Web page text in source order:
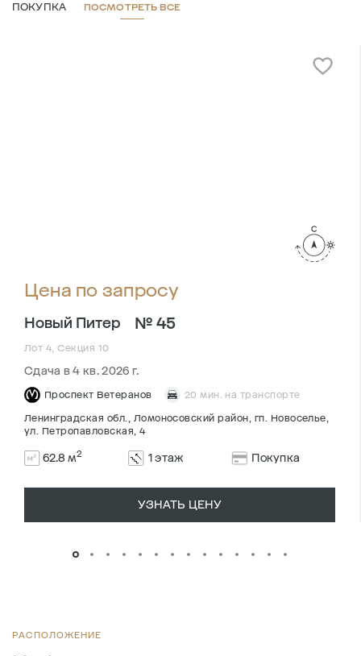
ПОКУПКА ПОСМОТРЕТЬ ВСЕ
Цена по запросу
Новый Питер № 45
Лот 4, Секция 10
Сдача в 4 кв. 2026 г.
Проспект Ветеранов 20 мин. на транспорте
Ленинградская обл., Ломоносовский район, гп. Новоселье,
ул. Петропавловская, 4
62.8 м2 1 этаж Покупка
УЗНАТЬ ЦЕНУ
РАСПОЛОЖЕНИЕ